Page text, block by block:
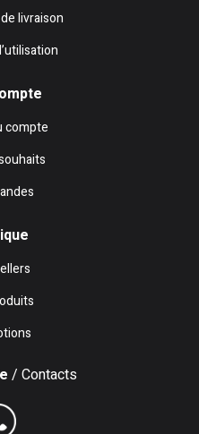
livraison
compte
/ Contacts